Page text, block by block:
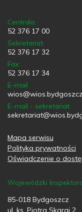
Centrala:
52 376 17 00
Sekretariat:
52 376 17 32
Fax:
52 376 17 34
E-mail
E-mail - sekretariat
Mapa serwisu
Polityka prywatności
Oświadczenie o
Wojewódzki
85-018 Bydgoszcz
ul. ks. Piotra Skargi 2